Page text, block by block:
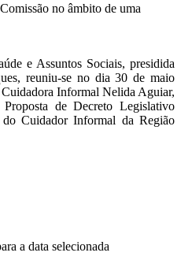
no âmbito de uma
e Assuntos Sociais, presidida
reuniu-se no dia 30 de maio
Informal Nelida Aguiar,
de Decreto Legislativo
Cuidador Informal da Região
a data selecionada